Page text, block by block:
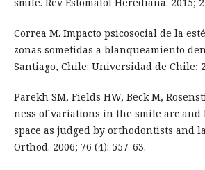
smile. Rev Estomatol Herediana. 2015;
Correa M. Impacto psicosocial de la
zonas sometidas a blanqueamiento
Santiago, Chile: Universidad de Chile;
Parekh SM, Fields HW, Beck M,
ness of variations in the smile arc
space as judged by orthodontists and
Orthod. 2006; 76 (4): 557-63.